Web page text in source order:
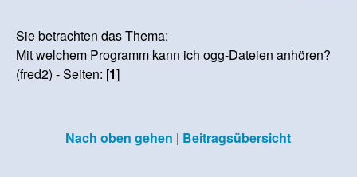
Sie betrachten das Thema:
Mit welchem Programm kann ich ogg-Dateien anhören?
(fred2) - Seiten: [1]
Nach oben gehen | Beitragsübersicht